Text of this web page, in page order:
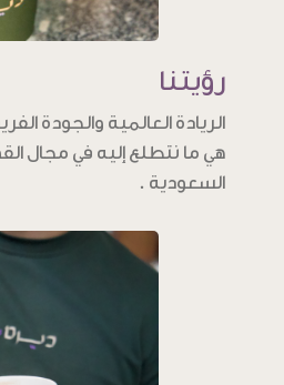
رؤيتنا
الريادة العالمية والجودة
هي ما نتطلع إليه في مجال
السعودية .